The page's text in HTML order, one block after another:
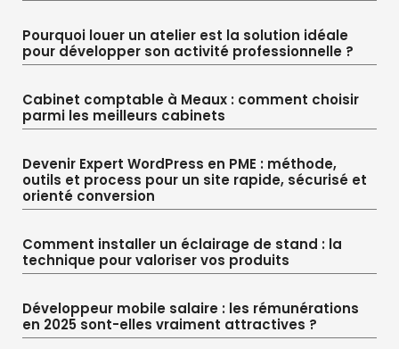
Pourquoi louer un atelier est la solution idéale
pour développer son activité professionnelle ?
Cabinet comptable à Meaux : comment choisir
parmi les meilleurs cabinets
Devenir Expert WordPress en PME : méthode,
outils et process pour un site rapide, sécurisé et
orienté conversion
Comment installer un éclairage de stand : la
technique pour valoriser vos produits
Développeur mobile salaire : les rémunérations
en 2025 sont-elles vraiment attractives ?